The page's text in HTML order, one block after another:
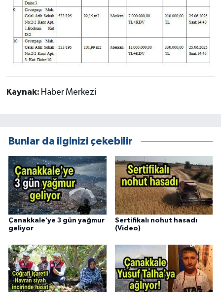
Kaynak: Haber Merkezi
Bunlar da ilginizi çekebilir
Çanakkale’ye 3 gün yağmur
geliyor
Sertifikalı nohut hasadı
(Video)